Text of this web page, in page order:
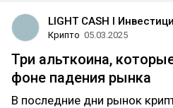
LIGHT CASH l
Крипто 05.03.2025
Три альткоина,
фоне падения рынка
В последние дни рынок